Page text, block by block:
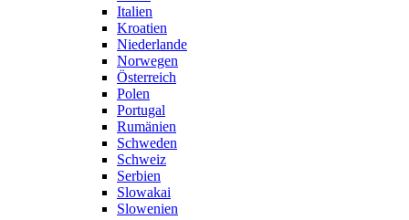
Italien
Kroatien
Niederlande
Norwegen
Österreich
Polen
Portugal
Rumänien
Schweden
Schweiz
Serbien
Slowakai
Slowenien